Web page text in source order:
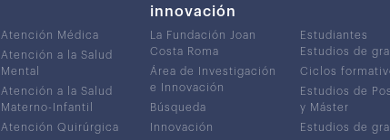
Atención Médica
Atención a la Salud
Mental
Atención a la Salud
Materno-Infantil
Atención Quirúrgica
innovación
La Fundación Joan
Costa Roma
Área de Investigación
e Innovación
Búsqueda
Innovación
Estudiantes
Estudios de
Ciclos
Estudios de
y Máster
Estudios de